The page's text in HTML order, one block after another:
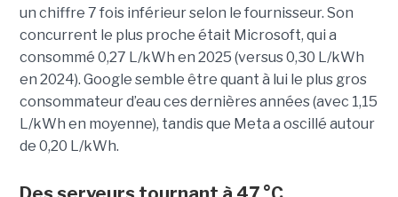
un chiffre 7 fois inférieur selon le fournisseur. Son
concurrent le plus proche était Microsoft, qui a
consommé 0,27 L/kWh en 2025 (versus 0,30 L/kWh
en 2024). Google semble être quant à lui le plus gros
consommateur d’eau ces dernières années (avec 1,15
L/kWh en moyenne), tandis que Meta a oscillé autour
de 0,20 L/kWh.